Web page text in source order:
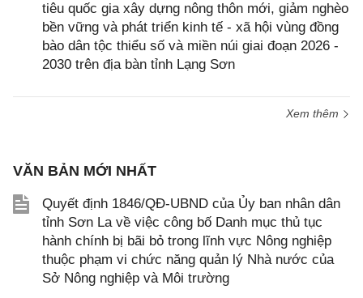
tiêu quốc gia xây dựng nông thôn mới, giảm nghèo
bền vững và phát triển kinh tế - xã hội vùng đồng
bào dân tộc thiểu số và miền núi giai đoạn 2026 -
2030 trên địa bàn tỉnh Lạng Sơn
Xem thêm
VĂN BẢN MỚI NHẤT
Quyết định 1846/QĐ-UBND của Ủy ban nhân dân
tỉnh Sơn La về việc công bố Danh mục thủ tục
hành chính bị bãi bỏ trong lĩnh vực Nông nghiệp
thuộc phạm vi chức năng quản lý Nhà nước của
Sở Nông nghiệp và Môi trường